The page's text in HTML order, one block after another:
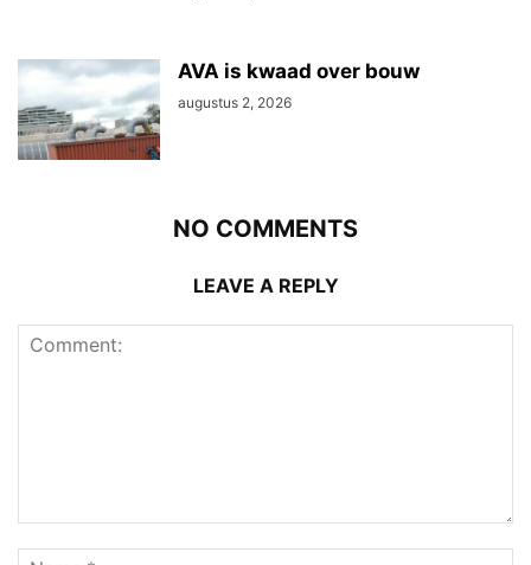
AVA is kwaad over bouw
augustus 2, 2026
NO COMMENTS
LEAVE A REPLY